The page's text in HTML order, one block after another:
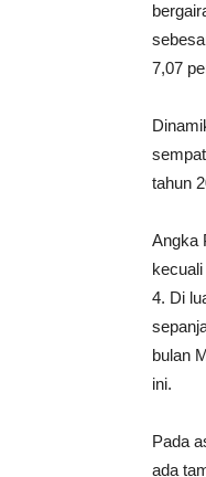
7,07
tahun
Angka
4. Di
bulan
ini.
Pada
ada